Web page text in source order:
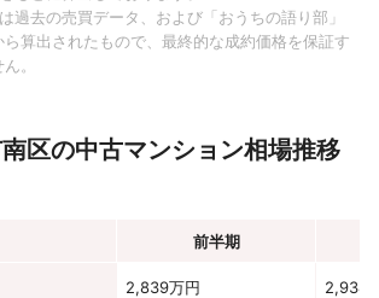
過去の売買データ、および「おうちの語り部」
算出されたもので、最終的な成約価格を保証す
。
区の中古マンション相場推移
前半期
2,839万円 2,938